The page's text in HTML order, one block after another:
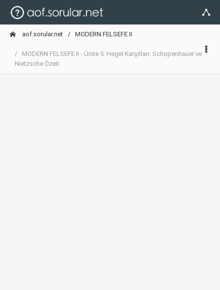
aof.sorular.net MODERN FELSEFE II
MODERN FELSEFE II - Ünite 5: Hegel Karşıtları: Schopenhauer ve
Nietzsche Özeti